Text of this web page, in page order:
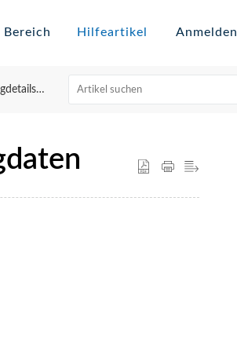
Bereich Hilfeartikel Anmelden